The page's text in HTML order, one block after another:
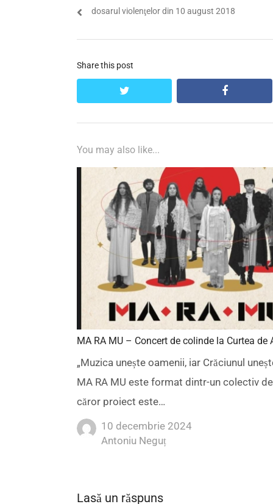
post:
dosarul violenţelor din 10 august 2018
Share this post
twitter facebook
You may also like...
MA RA MU – Concert de colinde la Curtea de
„Muzica unește oamenii, iar Crăciunul
MA RA MU este format dintr-un colectiv
căror proiect este…
10 decembrie 2024
Author
Antoniu Neguț
Lasă un răspuns